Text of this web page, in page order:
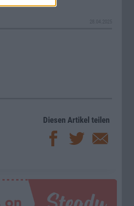
Diesen Artikel teilen